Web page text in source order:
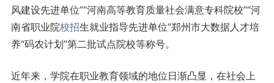
风建设先进单位”“河南高等教育质量社会满意专科院校”“河
南省职业院校招生就业指导先进单位”郑州市大数据人才培
养“码农计划”第二批试点院校等称号。
近年来，学院在职业教育领域的地位日渐凸显，在社会上